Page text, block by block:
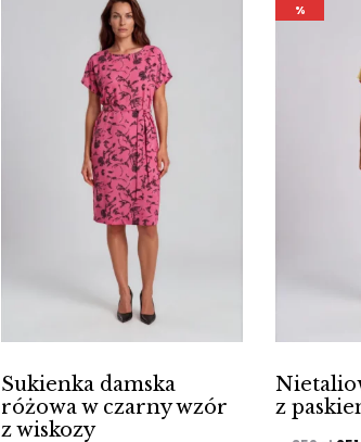
Sukienka damska
różowa w czarny wzór
z wiskozy
%
z